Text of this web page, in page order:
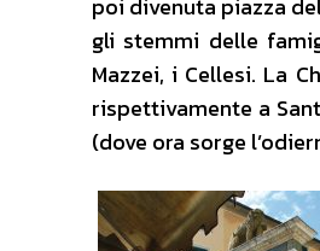
poi divenuta piazza
gli stemmi delle
Mazzei, i Cellesi. La
rispettivamente a
(dove ora sorge